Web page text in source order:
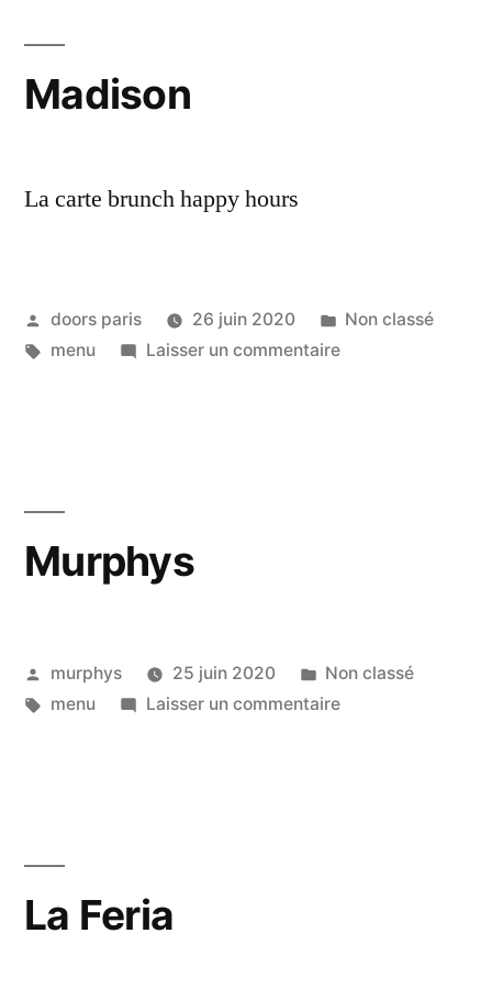
Madison
La carte brunch happy hours
doors paris 26 juin 2020
Non classé
menu
Laisser un commentaire
Murphys
murphys 25 juin 2020
Non classé
menu
Laisser un commentaire
La Feria